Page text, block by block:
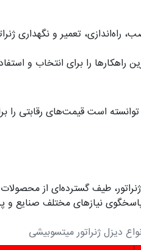
تعمیر و نگهداری
را برای انتخاب و
است قیمت‌های رقابتی را
طیف گسترده‌ای از
پاسخگوی نیازهای مختلف صنایع و
دیزل ژنراتور میتسوبیشی